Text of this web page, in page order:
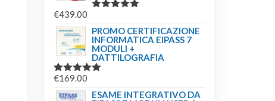
€439.00
PROMO CERTIFICAZIONE
INFORMATICA EIPASS 7
MODULI +
DATTILOGRAFIA
VALUTATO
5.00SU 5
€169.00
ESAME INTEGRATIVO DA